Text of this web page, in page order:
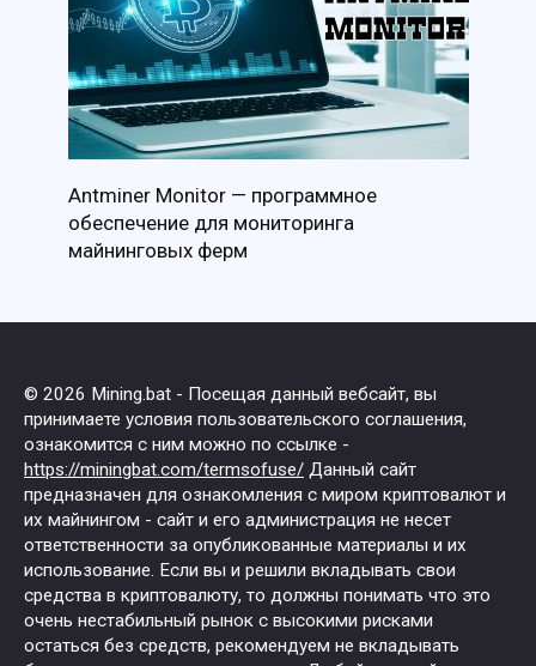
Antminer Monitor — программное
обеспечение для мониторинга
майнинговых ферм
© 2026 Mining.bat - Посещая данный вебсайт, вы
принимаете условия пользовательского соглашения,
ознакомится с ним можно по ссылке -
https://miningbat.com/termsofuse/ Данный сайт
предназначен для ознакомления с миром криптовалют и
их майнингом - сайт и его администрация не несет
ответственности за опубликованные материалы и их
использование. Если вы и решили вкладывать свои
средства в криптовалюту, то должны понимать что это
очень нестабильный рынок с высокими рисками
остаться без средств, рекомендуем не вкладывать